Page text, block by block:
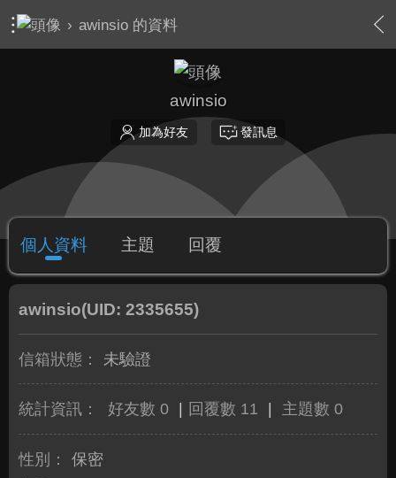
› awinsio 的資料
awinsio
加為好友 發訊息
個人資料 主題 回覆
awinsio(UID: 2335655)
信箱狀態： 未驗證
統計資訊： 好友數 0 回覆數 11 主題數 0
性別：
保密